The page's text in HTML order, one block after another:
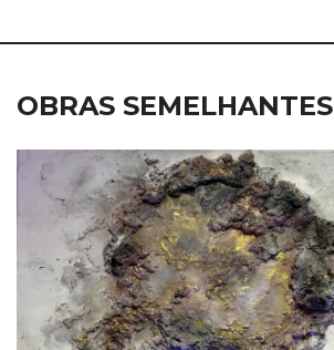
OBRAS SEMELHANTES